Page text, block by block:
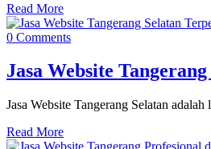
Read More
0 Comments
Jasa Website
Jasa Website Tangerang Selatan
Read More